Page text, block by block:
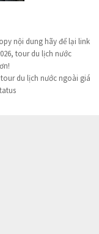
nội dung hãy để lại link
tour du lịch nước
du lịch nước ngoài giá